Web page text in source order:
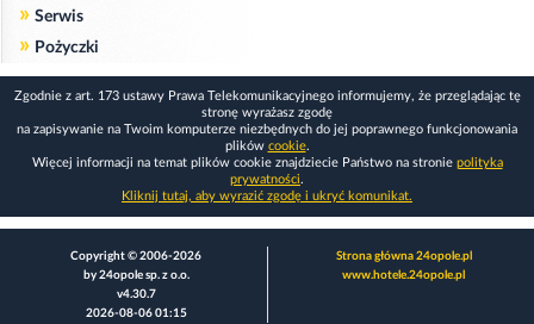
» Serwis
» Pożyczki
Zgodnie z art. 173 ustawy Prawa Telekomunikacyjnego informujemy, że przeglądając tę
stronę wyrażasz zgodę
na zapisywanie na Twoim komputerze niezbędnych do jej poprawnego funkcjonowania
plików cookie.
Więcej informacji na temat plików cookie znajdziecie Państwo na stronie polityka
prywatności.
Kliknij tutaj, aby wyrazić zgodę i ukryć komunikat.
Copyright © 2006-2026
by 24opole sp. z o.o.
v4.30.7
2026-08-06 01:15
Strona główna 24opole.pl
www.hotele.24opole.pl